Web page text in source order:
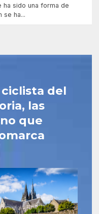
ha sido una forma de
se ha...
del
las
que